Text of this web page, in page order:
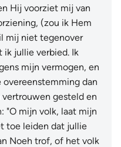
Hij voorziet mij van
(zou ik Hem
mij niet tegenover
ik jullie verbied. Ik
mijn vermogen, en
overeenstemming dan
vertrouwen gesteld en
"O mijn volk, laat mijn
toe leiden dat jullie
Noeh trof, of het volk